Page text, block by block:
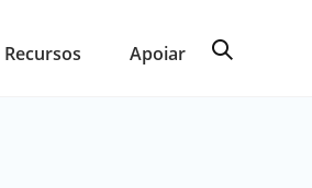
Recursos Apoiar